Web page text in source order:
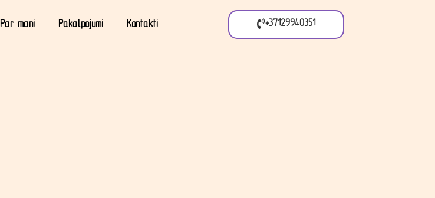
Par mani Pakalpojumi Kontakti +37129940351